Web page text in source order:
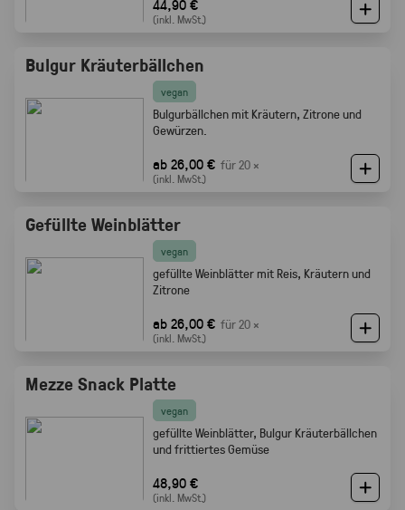
44,90 €
(inkl. MwSt.)
Bulgur Kräuterbällchen
vegan
Bulgurbällchen mit Kräutern, Zitrone und
Gewürzen.
ab 26,00 € für 20 ×
(inkl. MwSt.)
Gefüllte Weinblätter
vegan
gefüllte Weinblätter mit Reis, Kräutern und
Zitrone
ab 26,00 € für 20 ×
(inkl. MwSt.)
Mezze Snack Platte
vegan
gefüllte Weinblätter, Bulgur Kräuterbällchen
und frittiertes Gemüse
48,90 €
(inkl. MwSt.)